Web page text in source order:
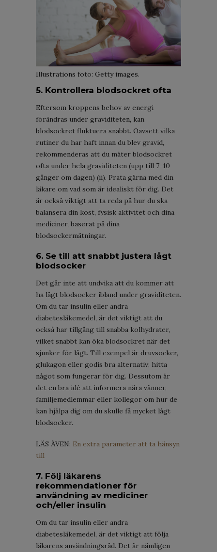
Illustrations foto: Getty images.
5. Kontrollera blodsockret ofta
Eftersom kroppens behov av energi
förändras under graviditeten, kan
blodsockret fluktuera snabbt. Oavsett vilka
rutiner du har haft innan du blev gravid,
rekommenderas att du mäter blodsockret
ofta under hela graviditeten (upp till 7-10
gånger om dagen) (ii). Prata gärna med din
läkare om vad som är idealiskt för dig. Det
är också viktigt att ta reda på hur du ska
balansera din kost, fysisk aktivitet och dina
mediciner, baserat på dina
blodsockermätningar.
6. Se till att snabbt justera lågt
blodsocker
Det går inte att undvika att du kommer att
ha lågt blodsocker ibland under graviditeten.
Om du tar insulin eller andra
diabetesläkemedel, är det viktigt att du
också har tillgång till snabba kolhydrater,
vilket snabbt kan öka blodsockret när det
sjunker för lågt. Till exempel är druvsocker,
glukagon eller godis bra alternativ; hitta
något som fungerar för dig. Dessutom är
det en bra idé att informera nära vänner,
familjemedlemmar eller kollegor om hur de
kan hjälpa dig om du skulle få mycket lågt
blodsocker.
LÄS ÄVEN: En extra parameter att ta hänsyn
till
7. Följ läkarens
rekommendationer för
användning av mediciner
och/eller insulin
Om du tar insulin eller andra
diabetesläkemedel, är det viktigt att följa
läkarens användningsråd. Det är nämligen